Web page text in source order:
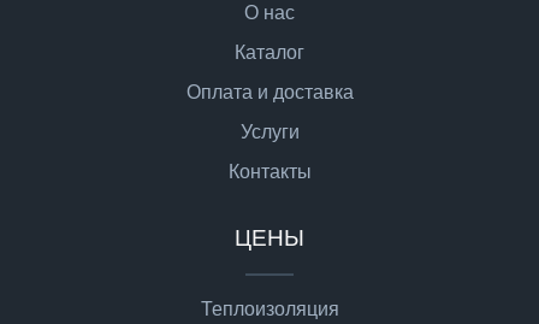
О нас
Каталог
Оплата и доставка
Услуги
Контакты
ЦЕНЫ
Теплоизоляция